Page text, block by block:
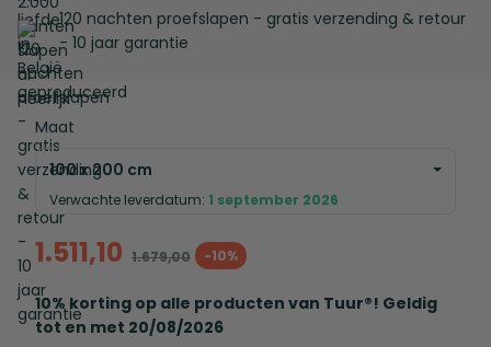
120 nachten proefslapen - gratis verzending & retour
- 10 jaar garantie
Maat
100 x 200 cm
Verwachte leverdatum: 1 september 2026
1.511,10 1.679,00 -10%
10% korting op alle producten van Tuur®! Geldig
tot en met 20/08/2026